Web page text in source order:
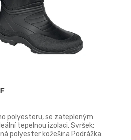
polyesteru, se zatepleným
tepelnou izolaci. Svršek:
polyester kožešina Podrážka: